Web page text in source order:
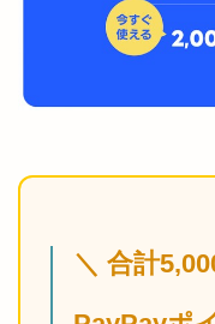
＼ 合計